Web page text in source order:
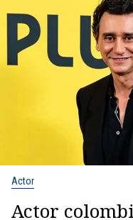
Actor
Actor